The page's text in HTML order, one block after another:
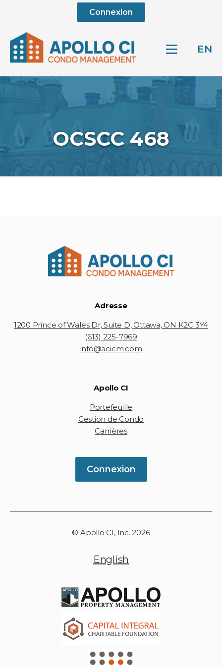
Connexion
EN
OCSCC 468
Adresse
1200 Prince of Wales Dr, Suite D, Ottawa, ON K2C 3Y4
(613) 225-7969
info@acicm.com
Apollo CI
Portefeuille
Gestion de Condo
Carrières
Connexion
© Apollo CI, Inc. 2026
English